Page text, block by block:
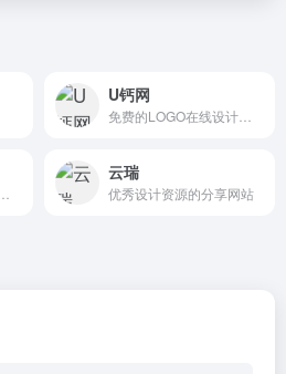
U钙网
云瑞
优秀设计资源的分享网站